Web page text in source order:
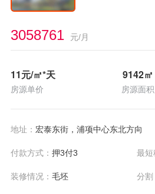
3058761 元/月
11元/㎡*天
房源单价
9142㎡
房源面积
地址： 宏泰东街，浦项中心东北方向
付款方式： 押3付3 最短
装修情况： 毛坯 分割